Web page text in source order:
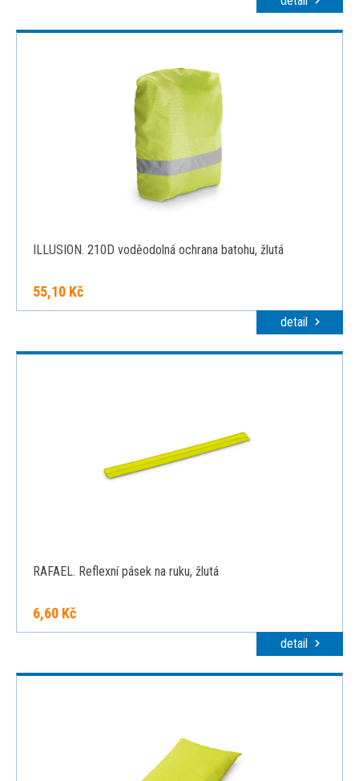
ILLUSION. 210D voděodolná ochrana batohu, žlutá
55,10 Kč
detail
RAFAEL. Reflexní pásek na ruku, žlutá
6,60 Kč
detail